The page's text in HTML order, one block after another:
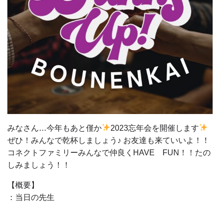
みなさん…今年もあと僅か
2023忘年会を開催します
ぜひ！みんなで乾杯しましょう♪ お友達も来ていいよ！！
コネクトファミリーみんなで仲良くHAVE FUN！！たの
しみましょう！！
【概要】
：当日の先生